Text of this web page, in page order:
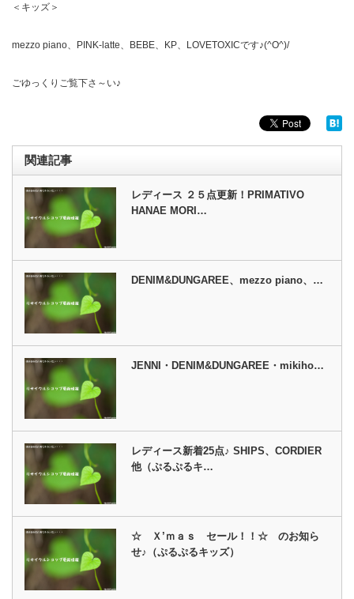
＜キッズ＞
mezzo piano、PINK-latte、BEBE、KP、LOVETOXICです♪(^O^)/
ごゆっくりご覧下さ～い♪
関連記事
レディース ２５点更新！PRIMATIVO
HANAE MORI…
DENIM&DUNGAREE、mezzo piano、…
JENNI・DENIM&DUNGAREE・mikiho…
レディース新着25点♪ SHIPS、CORDIER
他（ぷるぷるキ…
☆ Ｘ’ｍａｓ セール！！☆ のお知ら
せ♪（ぷるぷるキッズ）